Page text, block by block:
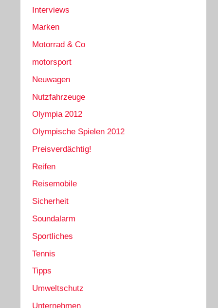
Interviews
Marken
Motorrad & Co
motorsport
Neuwagen
Nutzfahrzeuge
Olympia 2012
Olympische Spielen 2012
Preisverdächtig!
Reifen
Reisemobile
Sicherheit
Soundalarm
Sportliches
Tennis
Tipps
Umweltschutz
Unternehmen